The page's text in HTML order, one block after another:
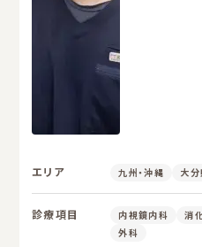
エリア 九州・沖縄 大分
診療項目 内視鏡内科 消
外科